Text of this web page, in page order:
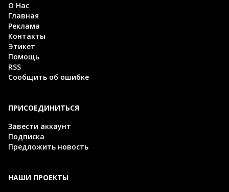
О Нас
Главная
Реклама
Контакты
Этикет
Помощь
RSS
Сообщить об ошибке
ПРИСОЕДИНИТЬСЯ
Завести аккаунт
Подписка
Предложить новость
НАШИ ПРОЕКТЫ